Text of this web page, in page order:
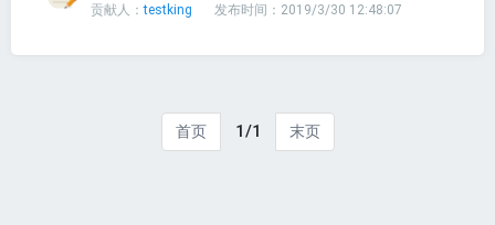
贡献人：testking 发布时间：2019/3/30 12:48:07
首页 1/1 末页